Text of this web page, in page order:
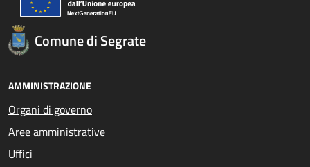
Comune di Segrate
AMMINISTRAZIONE
Organi di governo
Aree amministrative
Uffici